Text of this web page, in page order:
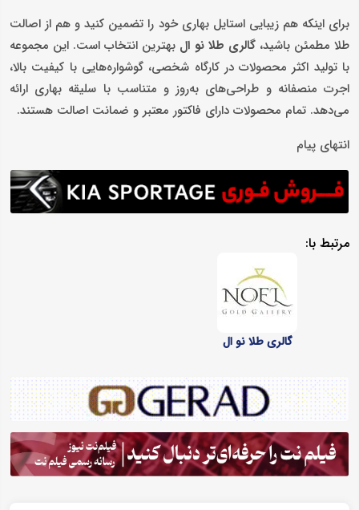
برای اینکه هم زیبایی استایل بهاری خود را تضمین کنید و هم از اصالت
طلا مطمئن باشید،گالری طلا نو ال بهترین انتخاب است. این مجموعه
با تولید اکثر محصولات در کارگاه شخصی، گوشواره‌هایی با کیفیت بالا،
اجرت منصفانه و طراحی‌های به‌روز و متناسب با سلیقه بهاری ارائه
می‌دهد. تمام محصولات دارای فاکتور معتبر و ضمانت اصالت هستند.
انتهای پیام
مرتبط با:
گالری طلا نو ال